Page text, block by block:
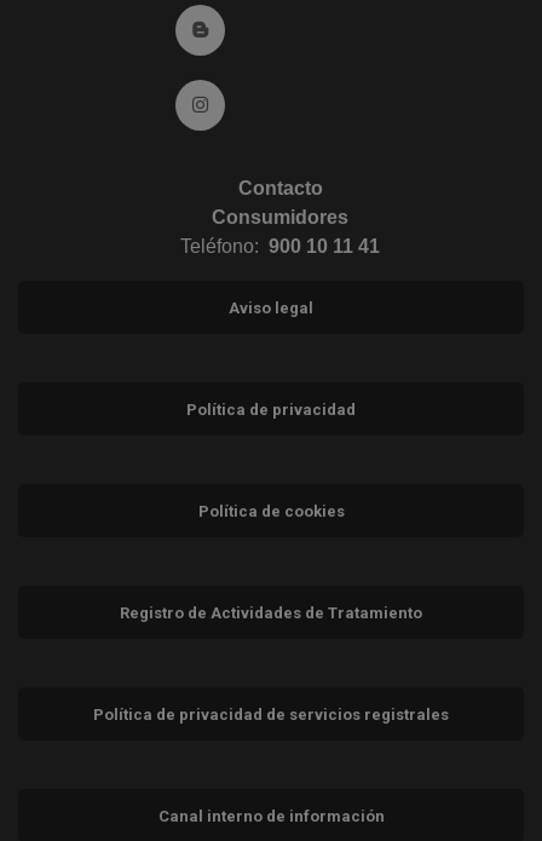
Ir al Blog (abre en ventana nueva)
Ir a Instagram (abre en ventana nueva)
Contacto
Consumidores
Teléfono: 900 10 11 41
Aviso legal
Política de privacidad
Política de cookies
Registro de Actividades de Tratamiento
Política de privacidad de servicios registrales
Canal interno de información